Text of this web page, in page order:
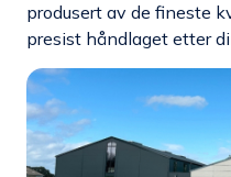
produsert av de fineste
presist håndlaget etter